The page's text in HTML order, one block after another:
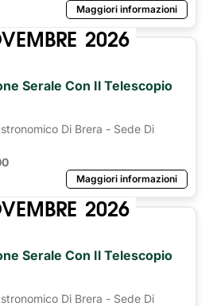
Maggiori informazioni
2026
Serale Con Il Telescopio
Di Brera - Sede Di
Maggiori informazioni
2026
Serale Con Il Telescopio
Di Brera - Sede Di